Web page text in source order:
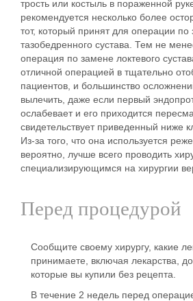
трость или костыль в пораженной
рекомендуется несколько более
тот, который принят для операции по
тазобедренного сустава. Тем не
операция по замене локтевого
отличной операцией в тщательно
пациентов, и большинство
вылечить, даже если первый
ослабевает и его приходится
свидетельствует приведенный ниже
Из-за того, что она используется
вероятно, лучше всего проводить
специализирующимся на хирургии
Перед процедурой
Сообщите своему хирургу, какие
принимаете, включая лекарства,
которые вы купили без рецепта.
В течение 2 недель перед